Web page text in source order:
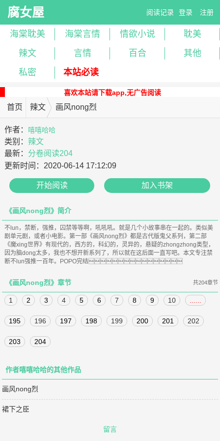
腐女屋 阅读记录 登录 注册
海棠耽美 海棠言情 情欲小说
耽美
辣文
言情 百合
其他
私密
本站必读
喜欢本站请下载app,无广告阅读
首页 辣文 画风nong烈
作者： 嘻嘻哈哈
类别：辣文
最新： 分卷阅读204
更新时间： 2020-06-14 17:12:09
开始阅读 加入书架
《画风nong烈》简介
不lun，禁断，强推，囚禁等等啊，吼吼吼。就是几个小故事串在一起的。类似美
剧单元剧，或者小电影。第一部《画风nong烈》都是古代版鬼父系列，第二部
《魔xing世界》有现代的，西方的，科幻的，灵异的，悬疑的zhongzhong类型，
因为脑dong太多，我也不想开新系列了，所以就在这后面一直写吧。本文专注禁
断不lun强推一百年。POPO完结
《画风nong烈》章节 共204章节
1 2 3 4 5 6 7 8 9 10
195 196 197 198 199 200 201 202
203 204
作者嘻嘻哈哈的其他作品
画风nong烈
裙下之臣
留言